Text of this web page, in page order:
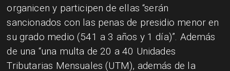
organicen y participen de ellas “serán
sancionados con las penas de presidio menor en
su grado medio (541 a 3 años y 1 día)”. Además
de una “una multa de 20 a 40 Unidades
Tributarias Mensuales (UTM), además de la